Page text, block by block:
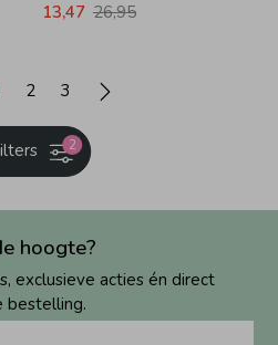
13,47 26,95
2 3
2
hoogte?
exclusieve acties én direct
bestelling.